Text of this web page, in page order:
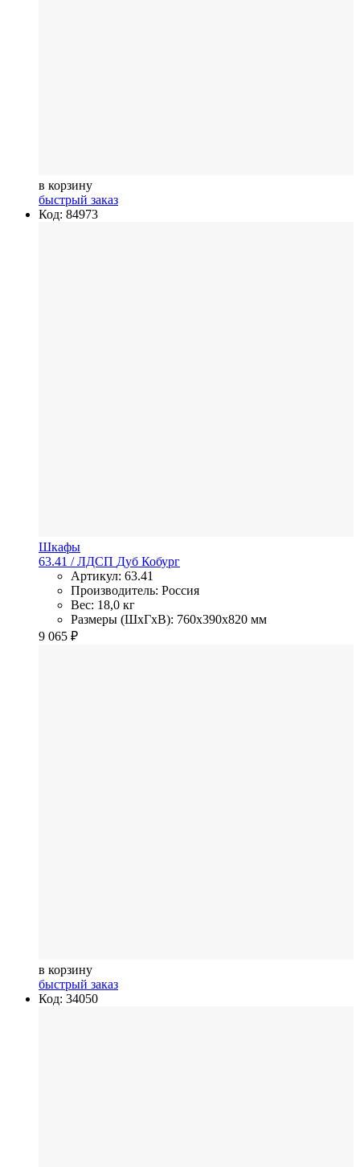
в корзину
быстрый заказ
Код: 84973
Шкафы
63.41 / ЛДСП Дуб Кобург
Артикул: 63.41
Производитель: Россия
Вес: 18,0 кг
Размеры (ШхГхВ): 760x390x820 мм
9 065 ₽
в корзину
быстрый заказ
Код: 34050